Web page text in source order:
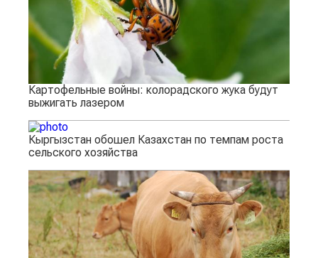
Картофельные войны: колорадского жука будут
выжигать лазером
Кыргызстан обошел Казахстан по темпам роста
сельского хозяйства